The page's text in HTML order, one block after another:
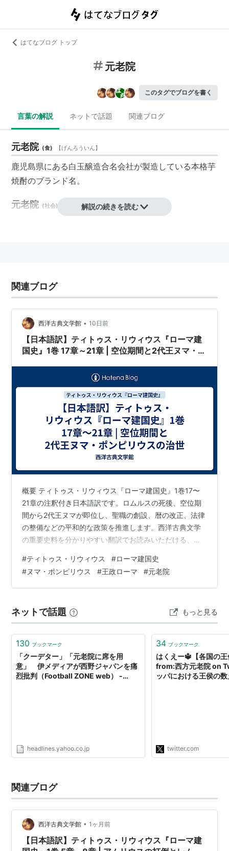
はてなブログ トップ
元老院
このタグでブログを書く
言葉の解説 ネットで話題 関連ブログ
元老院 (食) 【げんろういん】
鹿児島県にある白玉醸造合名会社が製造している本格芋
焼酎のブランド名。
元老院 (社会) げんろういん】
った。
共和政
権勢を失った。
明治8年(1875年)から明治23年(1890年)まで日本政府
に存在していた、立法を行う機関。
解説の続きを読む
関連ブログ
西洋古典文学館 • 10日前
【日本語訳】ティトゥス・リウィウス『ローマ建
国史』1巻 17章～21章 | 空位期間と2代王ヌマ・ポ
概要 ティトゥス・リウィウス『ローマ建国史』1巻17〜
21章の注釈付き日本語訳です。ロムルスの死後、空位期
間から2代王ヌマが即位し、聖職の創設、暦の改正、法律
の整備などの平和的な政策を推進します。西洋古典文学
の重要史料を分かりやすい翻訳でお読みいただける、歴
る 次の記事へ »
#ティトゥス・リウィウス #ローマ建国史
#ヌマ・ポンピリウス #王政ローマ #元老院
ネットで話題 もっと見る
130 ブックマーク
「クーデター」「元老院に席を用
意」 伊メディアが西野ジャパンを痛
烈批判（Football ZONE web） -
headlines.yahoo.co.jp
34 ブックマーク
はくえー🔱【各国の
from:西方元老院 on
ッパにおける王侯の
https://t.co/
twitter.com
関連ブログ
西洋古典文学館 • 1ヶ月前
【日本語訳】ティトゥス・リウィウス『ローマ建